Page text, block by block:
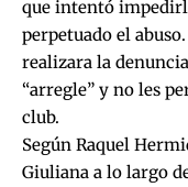
que intentó
perpetuado el
realizara la
“arregle” y no les
club.
Según Raquel
Giuliana a lo largo